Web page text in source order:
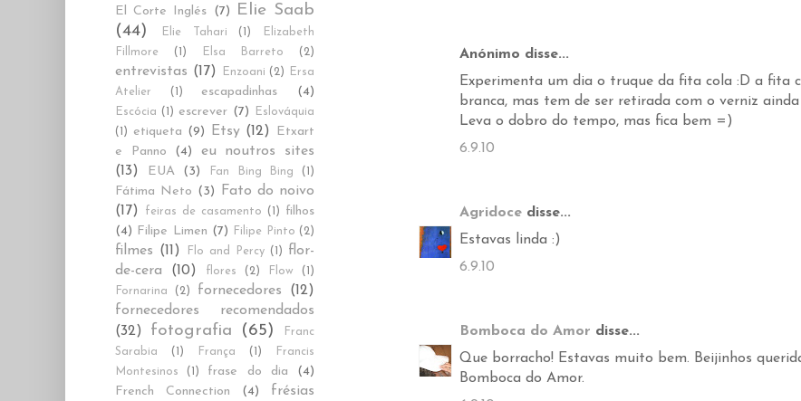
Anónimo disse...
Experimenta um dia o truque da fita cola :D a fita
branca, mas tem de ser retirada com o verniz
Leva o dobro do tempo, mas fica bem =)
6.9.10
Agridoce disse...
Estavas linda :)
6.9.10
Bomboca do Amor disse...
Que borracho! Estavas muito bem. Beijinhos
Bomboca do Amor.
El Corte Inglés (7)
Elie Saab
(44)
Elie Tahari (1)
Elizabeth
Fillmore
(1) Elsa Barreto (2)
entrevistas (17) Enzoani (2)
Ersa
Atelier
(1) escapadinhas (4)
Escócia (1) escrever (7)
Eslováquia
(1)
etiqueta (9) Etsy (12)
Etxart
e Panno
(4)
eu noutros sites
(13)
EUA (3) Fan Bing Bing (1)
Fátima Neto (3)
Fato do noivo
(17)
feiras de casamento (1)
filhos
(4) Filipe Limen (7) Filipe Pinto (2)
filmes (11) Flo and Percy (1)
flor-
de-cera
(10) flores (2) Flow
(1)
Fornarina
(2) fornecedores
(12)
fornecedores recomendados
(32)
fotografia (65)
Franc
Sarabia
(1) França (1)
Francis
Montesinos
(1) frase do dia
(4)
French Connection
(4) frésias